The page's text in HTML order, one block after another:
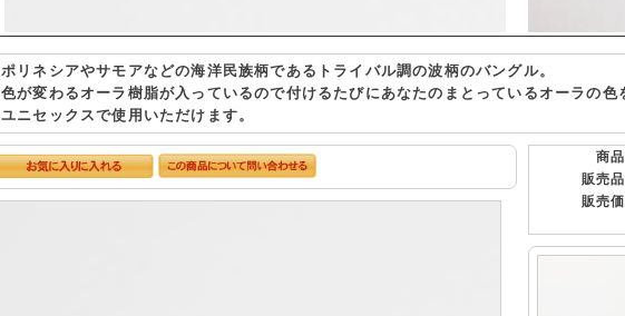
ポリネシアやサモアなどの海洋民族柄であるトライバル調の波柄のバングル。
色が変わるオーラ樹脂が入っているので付けるたびにあなたのまとっているオーラの色
ユニセックスで使用いただけます。
商
販売
販売